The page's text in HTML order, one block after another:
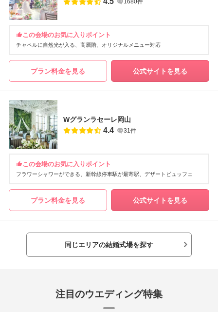
1680件
この会場のお気に入りポイント
チャペルに自然光が入る 高層階 オリジナルメニュー対応
プラン料金を見る 公式サイトを見る
Wグランラセーレ岡山
4.4 31件
この会場のお気に入りポイント
フラワーシャワーができる 新幹線停車駅が最寄駅 デザートビュッフェ
プラン料金を見る 公式サイトを見る
同じエリアの結婚式場を探す
注目のウエディング特集